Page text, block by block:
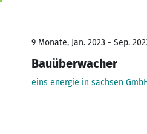
9 Monate, Jan. 2023 - Sep.
Bauüberwacher
eins energie in sachsen